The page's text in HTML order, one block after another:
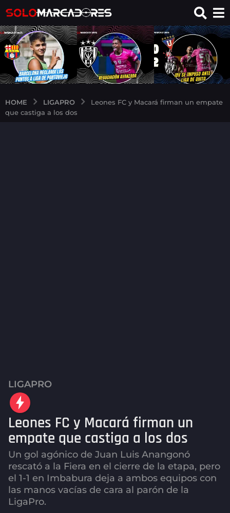
HOME LIGAPRO
Leones FC y Macará firman un empate
que castiga a los dos
2
m
e
e
s
a
g
o
2
m
LIGAPRO
Leones FC y Macará firman un
empate que castiga a los dos
Un gol agónico de Juan Luis Anangonó
rescató a la Fiera en el cierre de la etapa, pero
el 1-1 en Imbabura deja a ambos equipos con
las manos vacías de cara al parón de la
LigaPro.